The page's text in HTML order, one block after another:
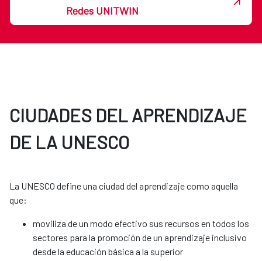
Redes UNITWIN
CIUDADES DEL APRENDIZAJE
DE LA UNESCO
La UNESCO define una ciudad del aprendizaje como aquella
que:​​​​​​
moviliza de un modo efectivo sus recursos en todos los
sectores para la promoción de un aprendizaje inclusivo
desde la educación básica a la superior